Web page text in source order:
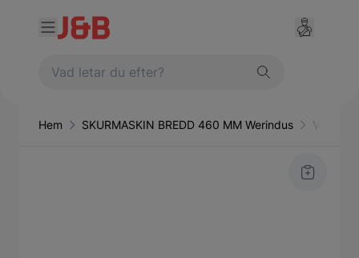
Hem SKURMASKIN BREDD 460 MM Werindus